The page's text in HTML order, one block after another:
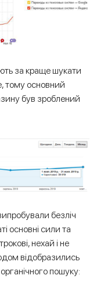
за краще шукати
тому основний
був зроблений
безліч
основні сили та
нехай і не
відобразились
пошуку: